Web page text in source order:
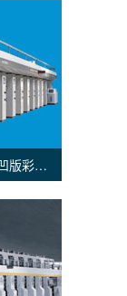
SGF1250WZ-D电子轴高速凹版彩印机